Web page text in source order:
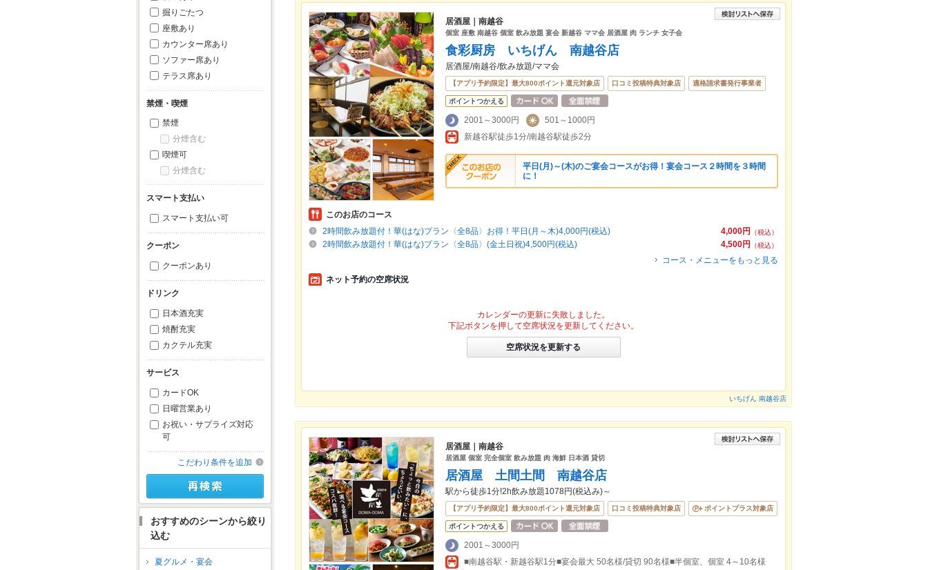
掘りごたつ
座敷あり
カウンター席あり
ソファー席あり
テラス席あり
禁煙・喫煙
禁煙
分煙含む
喫煙可
分煙含む
スマート支払い
スマート支払い可
クーポン
クーポンあり
ドリンク
日本酒充実
焼酎充実
カクテル充実
サービス
カードOK
日曜営業あり
お祝い・サプライズ対応
可
こだわり条件を追加
おすすめのシーンから絞り
込む
夏グルメ・宴会
居酒屋｜南越谷
個室 座敷 南越谷 個室 飲み放題 宴会 新越谷 ママ会 居酒屋 肉 ランチ 女子会
食彩厨房 いちげん 南越谷店
居酒屋/南越谷/飲み放題/ママ会
【アプリ予約限定】最大800ポイント還元対象店 口コミ投稿特典対象店 適格請求書発行事業者
ポイントつかえる
2001～3000円
501～1000円
新越谷駅徒歩1分/南越谷駅徒歩2分
平日(月)～(木)のご宴会コースがお得！宴会コース２時間を３時間
に！
このお店のコース
4,000円
（税込）
2時間飲み放題付！華(はな)プラン〈全8品〉お得！平日(月～木)4,000円(税込)
4,500円
（税込）
2時間飲み放題付！華(はな)プラン〈全8品〉(金土日祝)4,500円(税込)
コース・メニューをもっと見る
ネット予約の空席状況
カレンダーの更新に失敗しました。
下記ボタンを押して空席状況を更新してください。
空席状況を更新する
いちげん 南越谷店
居酒屋｜南越谷
居酒屋 個室 完全個室 飲み放題 肉 海鮮 日本酒 貸切
居酒屋 土間土間 南越谷店
駅から徒歩1分!2h飲み放題1078円(税込み)～
【アプリ予約限定】最大800ポイント還元対象店 口コミ投稿特典対象店 ポイントプラス対象店
ポイントつかえる
2001～3000円
■南越谷駅・新越谷駅1分■宴会最大 50名様/貸切 90名様■半個室、個室 4～10名様